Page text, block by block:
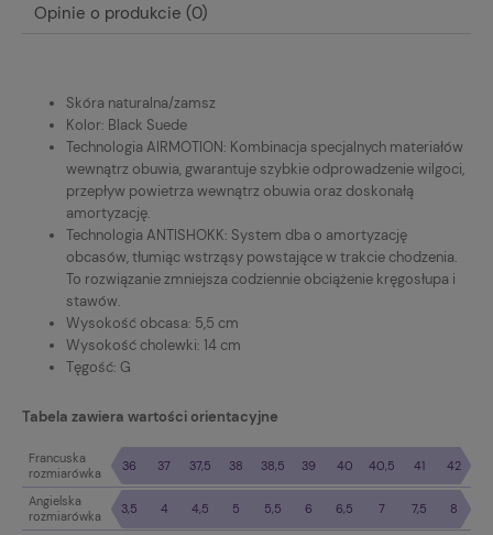
Opinie o produkcie (0)
Skóra naturalna/zamsz
Kolor: Black Suede
Technologia AIRMOTION: Kombinacja specjalnych materiałów
wewnątrz obuwia, gwarantuje szybkie odprowadzenie wilgoci,
przepływ powietrza wewnątrz obuwia oraz doskonałą
amortyzację.
Technologia ANTISHOKK: System dba o amortyzację
obcasów, tłumiąc wstrząsy powstające w trakcie chodzenia.
To rozwiązanie zmniejsza codziennie obciążenie kręgosłupa i
stawów.
Wysokość obcasa: 5,5 cm
Wysokość cholewki: 14 cm
Tęgość: G
Tabela zawiera wartości orientacyjne
Francuska
rozmiarówka
36 37 37,5 38 38,5 39 40 40,5 41 42
Angielska
rozmiarówka
3,5 4 4,5 5 5,5 6 6,5 7 7,5 8